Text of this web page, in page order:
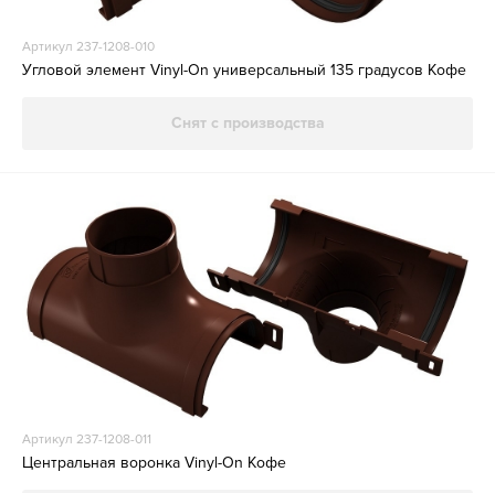
Артикул 237-1208-010
Угловой элемент Vinyl-On универсальный 135 градусов Кофе
Снят с производства
Артикул 237-1208-011
Центральная воронка Vinyl-On Кофе